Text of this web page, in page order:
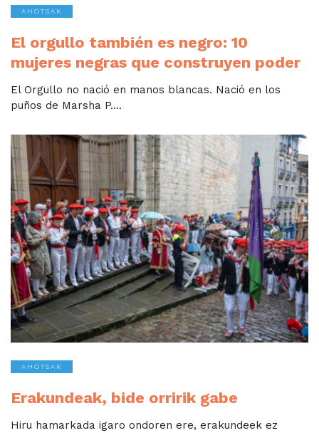
AHOTSAK
El orgullo también es negro: 10
mujeres negras que construyen poder
El Orgullo no nació en manos blancas. Nació en los
puños de Marsha P....
AHOTSAK
Erakundeak, bide orririk gabe
Hiru hamarkada igaro ondoren ere, erakundeek ez